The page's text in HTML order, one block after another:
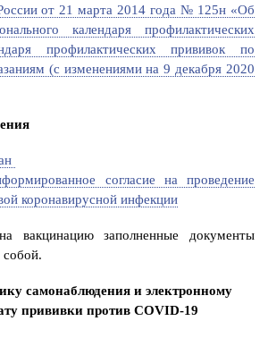
от 21 марта 2014 года № 125н «Об
календаря профилактических
профилактических прививок по
(с изменениями на 9 декабря 2020
согласие на проведение
коронавирусной инфекции
вакцинацию заполненные документы
самонаблюдения и электронному
прививки против COVID-19